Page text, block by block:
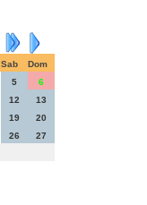
Sab
Dom
5
6
12
13
19
20
26
27